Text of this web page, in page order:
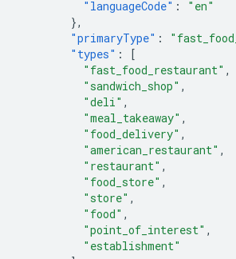
"languageCode" :
"en"
},
"primaryType" :
"types" :
[
"fast_food_restaurant" ,
"sandwich_shop" ,
"deli" ,
"meal_takeaway" ,
"food_delivery" ,
"american_restaurant" ,
"restaurant" ,
"food_store" ,
"store" ,
"food" ,
"point_of_interest" ,
"establishment"